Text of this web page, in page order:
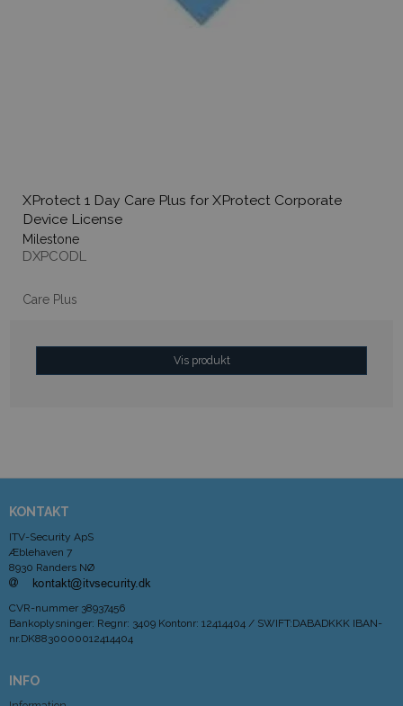
XProtect 1 Day Care Plus for XProtect Corporate
Device License
Milestone
DXPCODL
Care Plus
Vis produkt
KONTAKT
ITV-Security ApS
Æblehaven 7
8930 Randers NØ
CVR-nummer 38937456
Bankoplysninger: Regnr: 3409 Kontonr: 12414404 / SWIFT:DABADKKK IBAN-
nr.DK8830000012414404
INFO